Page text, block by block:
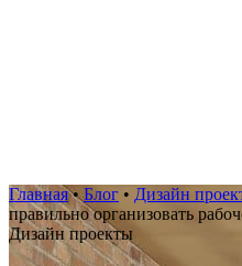
Главная•Блог • Дизайн
правильно организовать
Дизайн проекты